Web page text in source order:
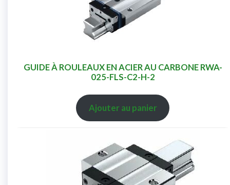
GUIDE À ROULEAUX EN ACIER AU CARBONE RWA-
025-FLS-C2-H-2
Ajouter au panier